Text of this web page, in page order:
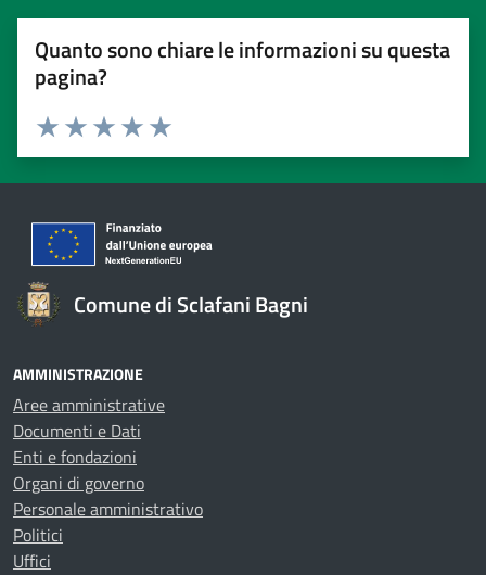
Quanto sono chiare le informazioni su questa
pagina?
Valuta 5 stelle su 5
Valuta 4 stelle su 5
Valuta 3 stelle su 5
Valuta 2 stelle su 5
Valuta 1 stelle su 5
Comune di Sclafani Bagni
AMMINISTRAZIONE
Aree amministrative
Documenti e Dati
Enti e fondazioni
Organi di governo
Personale amministrativo
Politici
Uffici